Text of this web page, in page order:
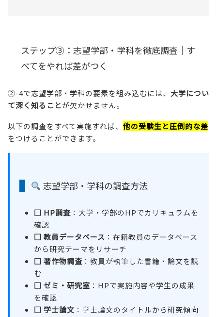
ステップ③：志望学部・学科を徹底調査｜す
べてをやれば差がつく
②-4で志望学部・学科の要素を組み込むには、 大学につい
て深く知ることが欠かせません。
以下の調査をすべて実施すれば、 他の受験生と圧倒的な差
をつけることができます。
志望学部・学科の調査方法
□ HP調査 ：大学・学部のHPでカリキュラムを
確認
□ 教員データベース ：在籍教員のデータベース
から研究テーマをリサーチ
□ 著作物調査 ：教員が執筆した書籍・論文を読
む
□ ゼミ・研究室 ：HPで実施内容や学生の成果
を確認
□ 学士論文 ：学士論文のタイトルから研究傾向